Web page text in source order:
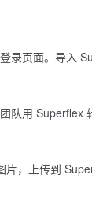
录页面。导入
队用 Superflex
，上传到